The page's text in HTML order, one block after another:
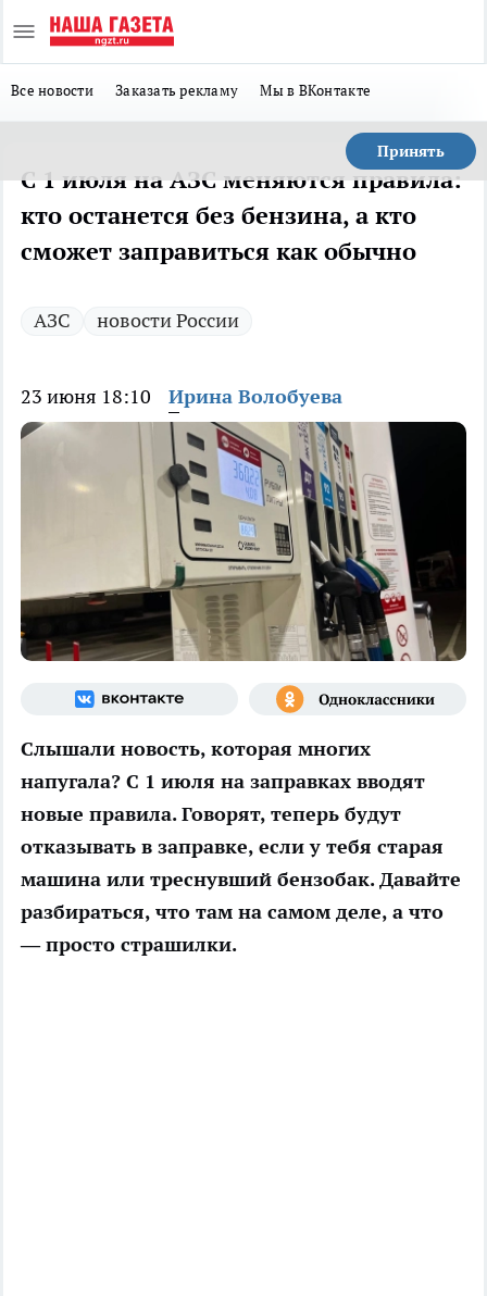
Все новости Заказать рекламу Мы в ВКонтакте
Принять
С 1 июля на АЗС меняются правила:
кто останется без бензина, а кто
сможет заправиться как обычно
АЗС новости России
23 июня 18:10 Ирина Волобуева
Слышали новость, которая многих
напугала? С 1 июля на заправках вводят
новые правила. Говорят, теперь будут
отказывать в заправке, если у тебя старая
машина или треснувший бензобак. Давайте
разбираться, что там на самом деле, а что
— просто страшилки.